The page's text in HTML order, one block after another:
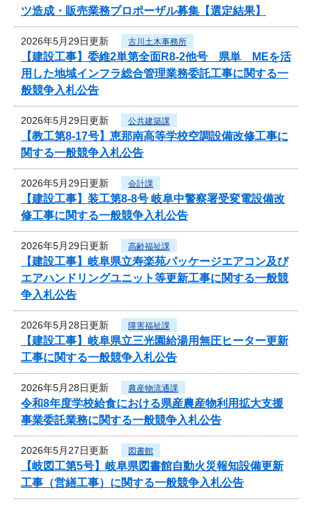
ツ造成・販売業務プロポーザル募集【選定結果】
2026年5月29日更新 古川土木事務所
【建設工事】委維2単第全面R8-2他号 県単 MEを活
用した地域インフラ総合管理業務委託工事に関する一
般競争入札公告
2026年5月29日更新 公共建築課
【教工第8-17号】恵那南高等学校空調設備改修工事に
関する一般競争入札公告
2026年5月29日更新 会計課
【建設工事】装工第8-8号 岐阜中警察署受変電設備改
修工事に関する一般競争入札公告
2026年5月29日更新 高齢福祉課
【建設工事】岐阜県立寿楽苑パッケージエアコン及び
エアハンドリングユニット等更新工事に関する一般競
争入札公告
2026年5月28日更新 障害福祉課
【建設工事】岐阜県立三光園給湯用無圧ヒーター更新
工事に関する一般競争入札公告
2026年5月28日更新 農産物流通課
令和8年度学校給食における県産農産物利用拡大支援
事業委託業務に関する一般競争入札公告
2026年5月27日更新 図書館
【岐図工第5号】岐阜県図書館自動火災報知設備更新
工事（営繕工事）に関する一般競争入札公告